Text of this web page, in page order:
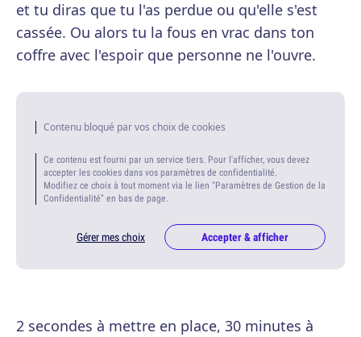
et tu diras que tu l'as perdue ou qu'elle s'est
cassée. Ou alors tu la fous en vrac dans ton
coffre avec l'espoir que personne ne l'ouvre.
Contenu bloqué par vos choix de cookies
Ce contenu est fourni par un service tiers. Pour l'afficher, vous devez
accepter les cookies dans vos paramètres de confidentialité.
Modifiez ce choix à tout moment via le lien "Paramètres de Gestion de la
Confidentialité" en bas de page.
Gérer mes choix Accepter & afficher
2 secondes à mettre en place, 30 minutes à